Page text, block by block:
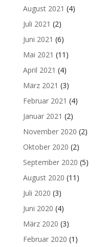
August 2021 (4)
Juli 2021 (2)
Juni 2021 (6)
Mai 2021 (11)
April 2021 (4)
März 2021 (3)
Februar 2021 (4)
Januar 2021 (2)
November 2020 (2)
Oktober 2020 (2)
September 2020 (5)
August 2020 (11)
Juli 2020 (3)
Juni 2020 (4)
März 2020 (3)
Februar 2020 (1)